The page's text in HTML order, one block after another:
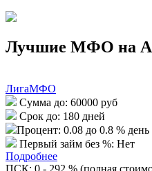
Лучшие МФО на
ЛигаМФО
Сумма до: 60000 руб
Срок до: 180 дней
Процент: 0.08 до 0.8 % день
Первый займ без %: Нет
Подробнее